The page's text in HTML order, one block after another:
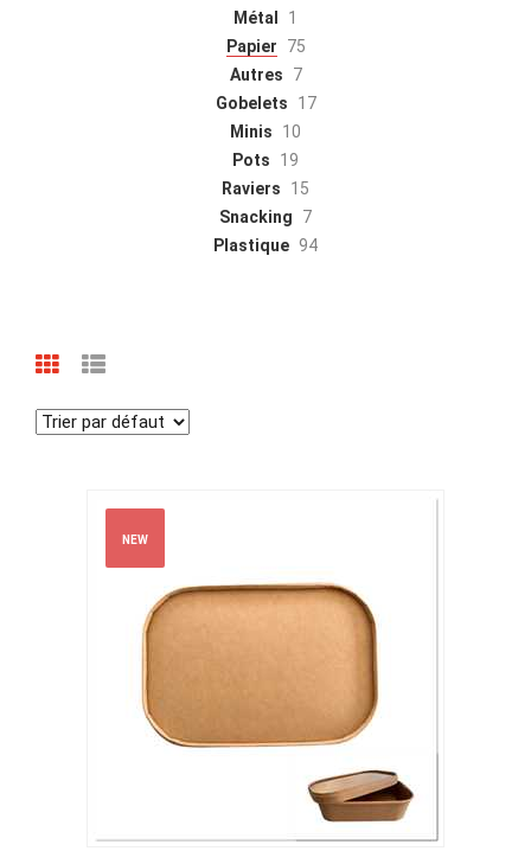
Métal
1
Papier
75
Autres
7
Gobelets
17
Minis
10
Pots
19
Raviers
15
Snacking
7
Plastique 94
NEW